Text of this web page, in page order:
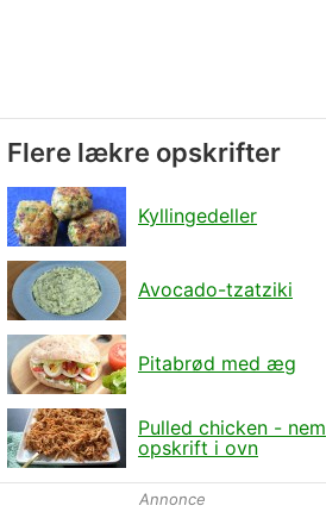
Flere lækre opskrifter
Kyllingedeller
Avocado-tzatziki
Pitabrød med æg
Pulled chicken - nem
opskrift i ovn
Annonce